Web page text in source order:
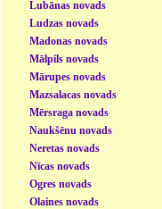
Lubānas novads
Ludzas novads
Madonas novads
Mālpils novads
Mārupes novads
Mazsalacas novads
Mērsraga novads
Naukšēnu novads
Neretas novads
Nīcas novads
Ogres novads
Olaines novads